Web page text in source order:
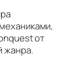
от
жанра.